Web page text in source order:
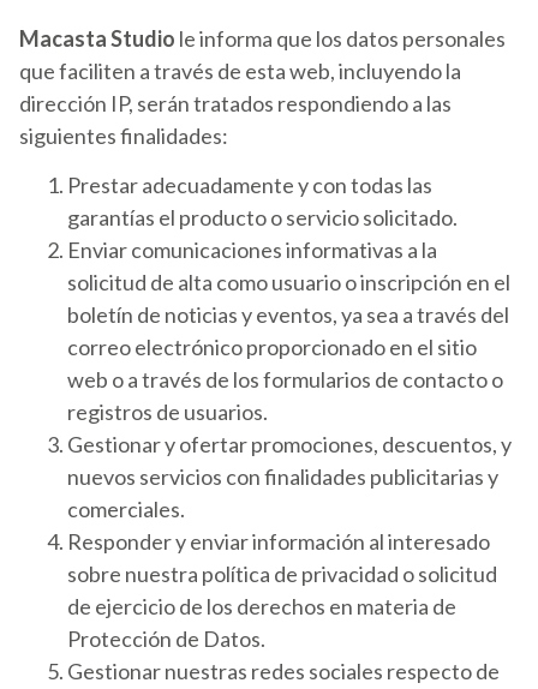
Macasta Studio le informa que los datos personales
que faciliten a través de esta web, incluyendo la
dirección IP, serán tratados respondiendo a las
siguientes finalidades:
Prestar adecuadamente y con todas las
garantías el producto o servicio solicitado.
Enviar comunicaciones informativas a la
solicitud de alta como usuario o inscripción en el
boletín de noticias y eventos, ya sea a través del
correo electrónico proporcionado en el sitio
web o a través de los formularios de contacto o
registros de usuarios.
Gestionar y ofertar promociones, descuentos, y
nuevos servicios con finalidades publicitarias y
comerciales.
Responder y enviar información al interesado
sobre nuestra política de privacidad o solicitud
de ejercicio de los derechos en materia de
Protección de Datos.
Gestionar nuestras redes sociales respecto de